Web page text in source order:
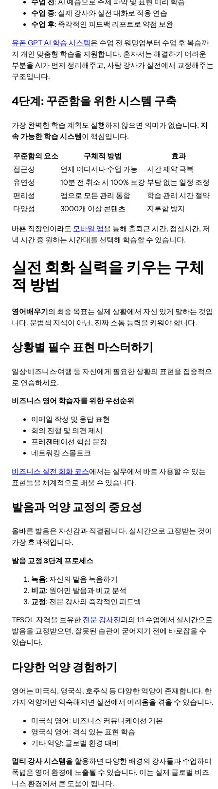
수업 전: AI 예습으로 주제 파악 및 표현 미리 학습
수업 중: 실제 강사와 실전 대화로 적용 연습
수업 후: 즉각적인 피드백 리포트로 약점 보완
유폰 GPT AI 학습 시스템은 수업 전 워밍업부터 수업 후 복습까
지 개인 맞춤형 학습을 지원합니다. 혼자서는 해결하기 어려운
부분을 AI가 먼저 정리해주고, 사람 강사가 실전에서 교정해주는
구조입니다.
4단계: 꾸준함을 위한 시스템 구축
가장 완벽한 학습 계획도 실행하지 않으면 의미가 없습니다. 지
속 가능한 학습 시스템이 핵심입니다.
꾸준함의 요소 구체적 방법
효과
접근성
언제 어디서나 수업 가능
시간 제약 극복
유연성
10분 전 취소 시 100% 보강 부담 없는 일정 조정
편리성
앱으로 모든 관리 통합
학습 관리 시간 절약
다양성
3000개 이상 콘텐츠 지루함 방지
바쁜 직장인이라도 모바일 앱을 통해 출퇴근 시간, 점심시간, 저
녁 시간 중 원하는 시간대를 선택해 학습할 수 있습니다.
실전 회화 실력을 키우는 구체
적 방법
영어배우기의 최종 목표는 실제 상황에서 자신 있게 말하는 것입
니다. 문법책 지식이 아닌, 진짜 소통 능력을 키워야 합니다.
상황별 필수 표현 마스터하기
일상·비즈니스·여행 등 자신에게 필요한 상황의 표현을 집중적으
로 연습하세요.
비즈니스 영어 학습자를 위한 우선순위
이메일 작성 및 응답 표현
회의 진행 및 의견 제시
프레젠테이션 핵심 문장
네트워킹 스몰토크
비즈니스 실전 회화 코스에서는 실무에서 바로 사용할 수 있는
표현들을 체계적으로 배울 수 있습니다.
발음과 억양 교정의 중요성
올바른 발음은 자신감과 직결됩니다. 실시간으로 교정받는 것이
가장 효과적입니다.
발음 교정 3단계 프로세스
녹음: 자신의 발음 녹음하기
비교: 원어민 발음과 비교 분석
교정: 전문 강사의 즉각적인 피드백
TESOL 자격을 보유한 전문 강사진과의 1:1 수업에서 실시간으로
발음을 교정받으면, 잘못된 습관이 굳어지기 전에 바로잡을 수
있습니다.
다양한 억양 경험하기
영어는 미국식, 영국식, 호주식 등 다양한 억양이 존재합니다. 한
가지 억양에만 익숙해지면 실전에서 어려움을 겪을 수 있습니다.
미국식 영어: 비즈니스 커뮤니케이션 기본
영국식 영어: 격식 있는 표현 학습
기타 억양: 글로벌 환경 대비
멀티 강사 시스템 을 활용하면 다양한 배경의 강사들과 수업하며
폭넓은 영어 환경에 노출될 수 있습니다. 이는 실제 글로벌 비즈
니스 환경에서 큰 도움이 됩니다.